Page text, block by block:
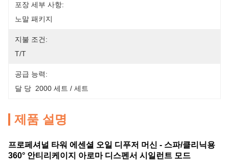
포장 세부 사항:
노말 패키지
지불 조건:
T/T
공급 능력:
달 당  2000 세트 / 세트
제품 설명
프로페셔널 타워 에센셜 오일 디푸저 머신 - 스파/클리닉용
360° 안티리케이지 아로마 디스펜서 시일런트 모드